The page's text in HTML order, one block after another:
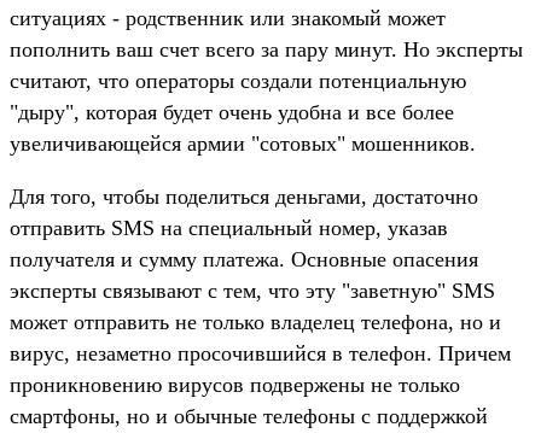
ситуациях - родственник или знакомый может
пополнить ваш счет всего за пару минут. Но эксперты
считают, что операторы создали потенциальную
"дыру", которая будет очень удобна и все более
увеличивающейся армии "сотовых" мошенников.
Для того, чтобы поделиться деньгами, достаточно
отправить SMS на специальный номер, указав
получателя и сумму платежа. Основные опасения
эксперты связывают с тем, что эту "заветную" SMS
может отправить не только владелец телефона, но и
вирус, незаметно просочившийся в телефон. Причем
проникновению вирусов подвержены не только
смартфоны, но и обычные телефоны с поддержкой